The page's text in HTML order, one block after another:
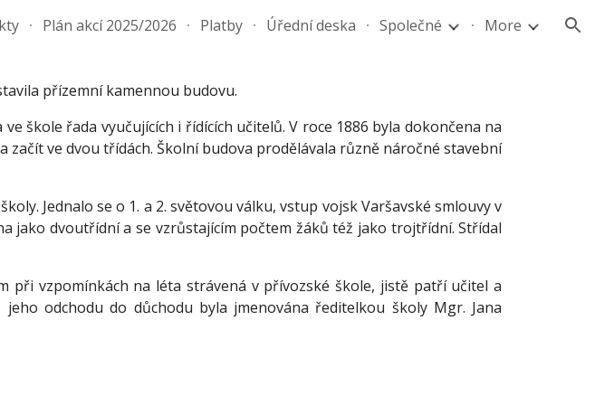
Skip to navigation
Plán akcí 2025/2026 Platby Úřední deska Společné More
přízemní kamennou budovu.
škole řada vyučujících i řídících učitelů. V roce 1886 byla dokončena na
ve dvou třídách. Školní budova prodělávala různě náročné stavební
Jednalo se o 1. a 2. světovou válku, vstup vojsk Varšavské smlouvy v
jako dvoutřídní a se vzrůstajícím počtem žáků též jako trojtřídní. Střídal
vzpomínkách na léta strávená v přívozské škole, jistě patří učitel a
odchodu do důchodu byla jmenována ředitelkou školy Mgr. Jana